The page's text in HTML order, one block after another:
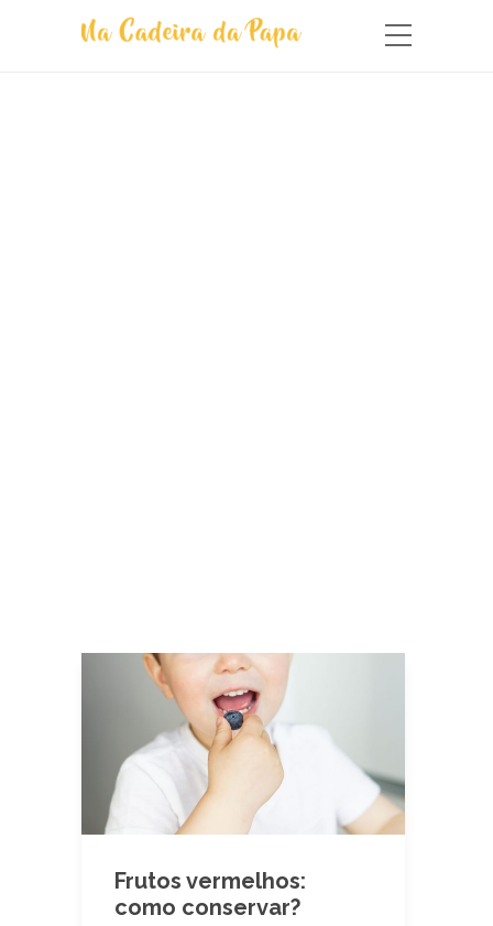
Frutos vermelhos:
como conservar?